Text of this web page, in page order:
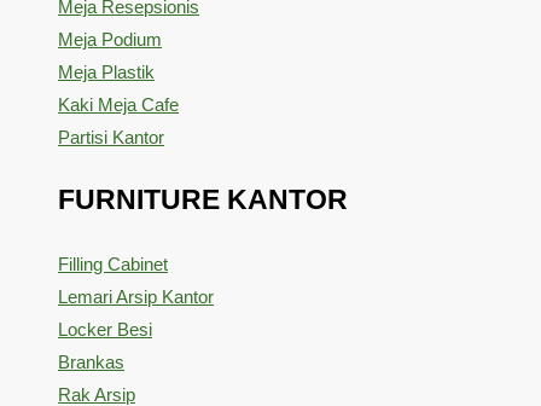
Meja Resepsionis
Meja Podium
Meja Plastik
Kaki Meja Cafe
Partisi Kantor
FURNITURE KANTOR
Filling Cabinet
Lemari Arsip Kantor
Locker Besi
Brankas
Rak Arsip